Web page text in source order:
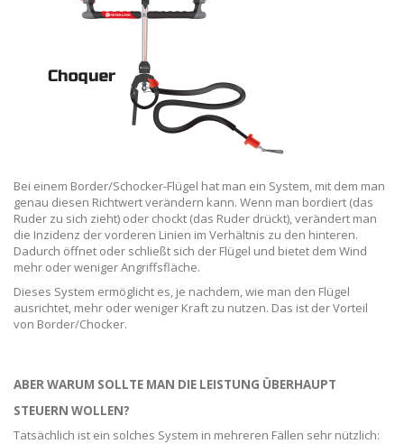
Bei einem Border/Schocker-Flügel hat man ein System, mit dem man
genau diesen Richtwert verändern kann. Wenn man bordiert (das
Ruder zu sich zieht) oder chockt (das Ruder drückt), verändert man
die Inzidenz der vorderen Linien im Verhältnis zu den hinteren.
Dadurch öffnet oder schließt sich der Flügel und bietet dem Wind
mehr oder weniger Angriffsfläche.
Dieses System ermöglicht es, je nachdem, wie man den Flügel
ausrichtet, mehr oder weniger Kraft zu nutzen. Das ist der Vorteil
von Border/Chocker.
ABER WARUM SOLLTE MAN DIE LEISTUNG ÜBERHAUPT
STEUERN WOLLEN?
Tatsächlich ist ein solches System in mehreren Fällen sehr nützlich: